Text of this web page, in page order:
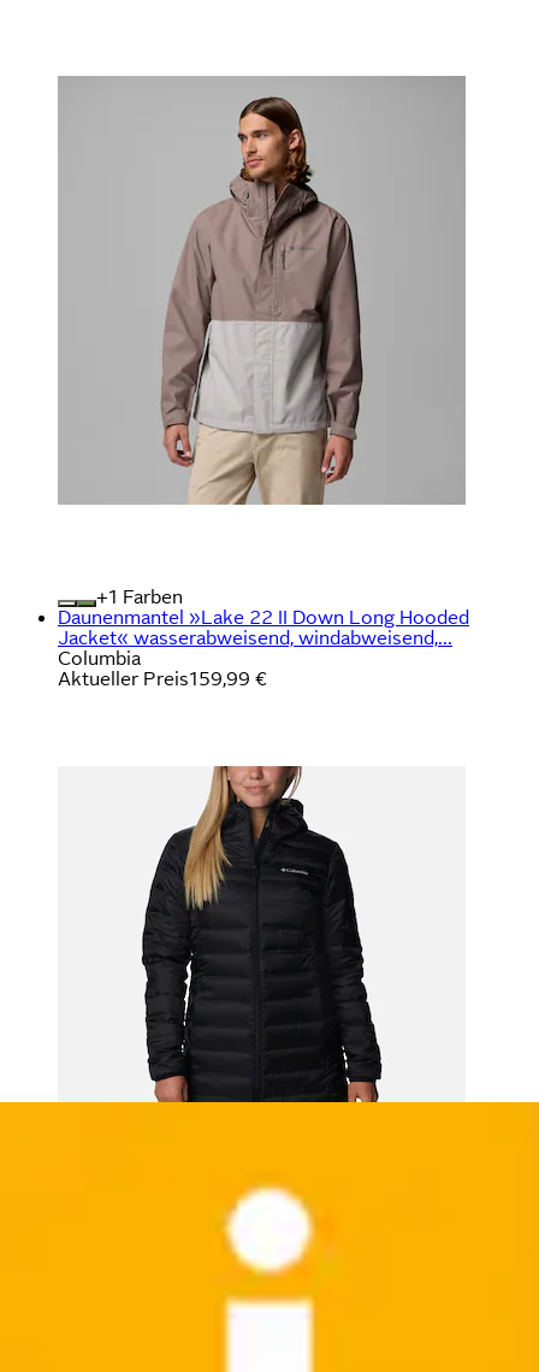
+
Farben
Daunenmantel »Lake 22 II Down Long Hooded
Jacket« wasserabweisend, windabweisend,...
Columbia
Aktueller Preis159,99 €
Funktionsshirt Kurzarm-Design, sportliche Passform,